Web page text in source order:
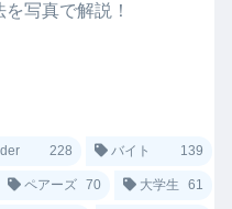
写真で解説！
228 バイト 139
ペアーズ 70 大学生 61